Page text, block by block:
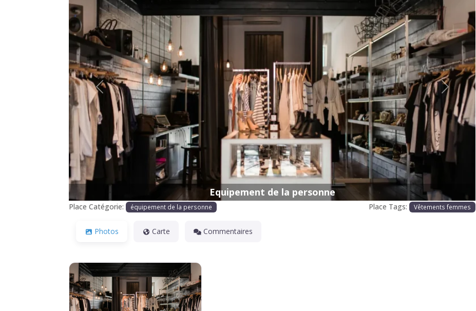
Equipement de la personne
Précédente Prochaine
Place Catégorie: équipement de la personne Place Tags: Vêtements femmes
Photos Carte Commentaires